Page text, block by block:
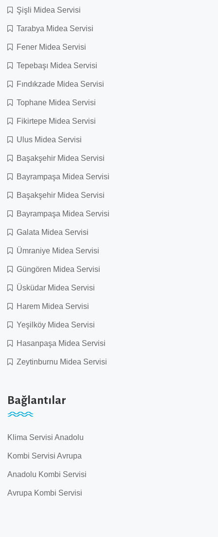
Şişli Midea Servisi
Tarabya Midea Servisi
Fener Midea Servisi
Tepebaşı Midea Servisi
Fındıkzade Midea Servisi
Tophane Midea Servisi
Fikirtepe Midea Servisi
Ulus Midea Servisi
Başakşehir Midea Servisi
Bayrampaşa Midea Servisi
Başakşehir Midea Servisi
Bayrampaşa Midea Servisi
Galata Midea Servisi
Ümraniye Midea Servisi
Güngören Midea Servisi
Üsküdar Midea Servisi
Harem Midea Servisi
Yeşilköy Midea Servisi
Hasanpaşa Midea Servisi
Zeytinburnu Midea Servisi
Bağlantılar
Klima Servisi Anadolu
Kombi Servisi Avrupa
Anadolu Kombi Servisi
Avrupa Kombi Servisi